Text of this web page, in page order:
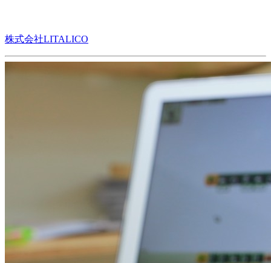
株式会社LITALICO